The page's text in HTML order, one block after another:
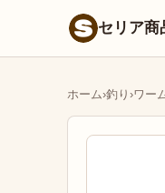
セリア商
ホーム›釣り ›ワー